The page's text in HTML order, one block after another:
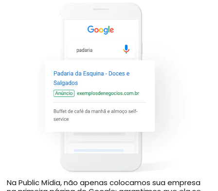
Na Public Mídia, não apenas colocamos sua empresa